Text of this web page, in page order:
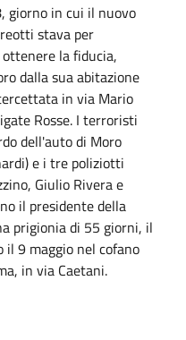
giorno in cui il nuovo
stava per
la fiducia,
dalla sua abitazione
in via Mario
Rosse. I terroristi
dell'auto di Moro
e i tre poliziotti
Giulio Rivera e
il presidente della
prigionia di 55 giorni, il
9 maggio nel cofano
in via Caetani.